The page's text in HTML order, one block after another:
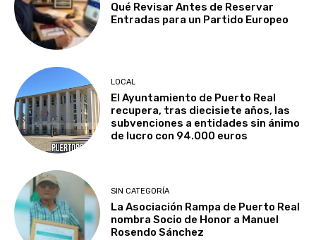
Qué Revisar Antes de Reservar
Entradas para un Partido Europeo
LOCAL
El Ayuntamiento de Puerto Real
recupera, tras diecisiete años, las
subvenciones a entidades sin ánimo
de lucro con 94.000 euros
SIN CATEGORÍA
La Asociación Rampa de Puerto Real
nombra Socio de Honor a Manuel
Rosendo Sánchez